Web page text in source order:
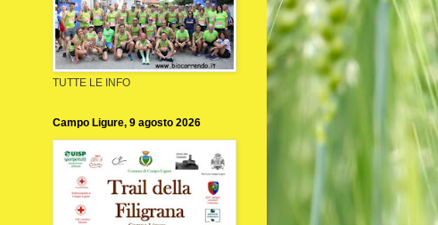
TUTTE LE INFO
Campo Ligure, 9 agosto 2026